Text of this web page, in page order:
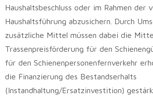
Haushaltsbeschluss oder im Rahmen der
Haushaltsführung abzusichern. Durch
zusätzliche Mittel müssen dabei die
Trassenpreisförderung für den
für den Schienenpersonenfernverkehr
die Finanzierung des Bestandserhalts
(Instandhaltung/Ersatzinvestition)